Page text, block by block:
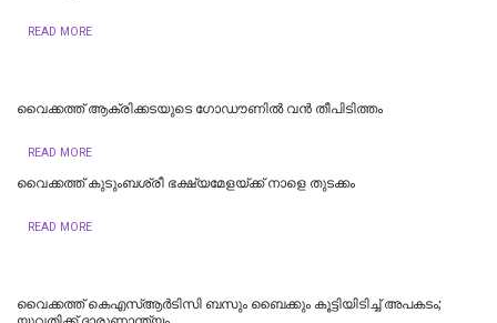
READ MORE
വൈക്കത്ത് ആക്രിക്കടയുടെ ഗോഡൗണിൽ വൻ തീപിടിത്തം
READ MORE
വൈക്കത്ത് കുടുംബശ്രീ ഭക്ഷ്യമേളയ്ക്ക് നാളെ തുടക്കം
READ MORE
വൈക്കത്ത് കെഎസ്ആർടിസി ബസും ബൈക്കും കൂട്ടിയിടിച്ച് അപകടം;